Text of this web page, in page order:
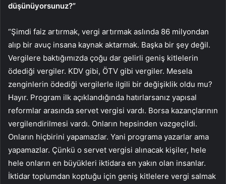
düşünüyorsunuz?”
“Şimdi faiz artırmak, vergi artırmak aslında 86 milyondan
alıp bir avuç insana kaynak aktarmak. Başka bir şey değil.
Vergilere baktığımızda çoğu dar gelirli geniş kitlelerin
ödediği vergiler. KDV gibi, ÖTV gibi vergiler. Mesela
zenginlerin ödediği vergilerle ilgili bir değişiklik oldu mu?
Hayır. Program ilk açıklandığında hatırlarsanız yapısal
reformlar arasında servet vergisi vardı. Borsa kazançlarının
vergilendirilmesi vardı. Onların hepsinden vazgeçildi.
Onların hiçbirini yapamazlar. Yani programa yazarlar ama
yapamazlar. Çünkü o servet vergisi alınacak kişiler, hele
hele onların en büyükleri iktidara en yakın olan insanlar.
İktidar toplumdan koptuğu için geniş kitlelere vergi salmak